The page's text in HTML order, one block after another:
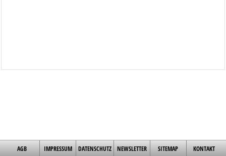
AGB IMPRESSUM DATENSCHUTZ NEWSLETTER SITEMAP KONTAKT